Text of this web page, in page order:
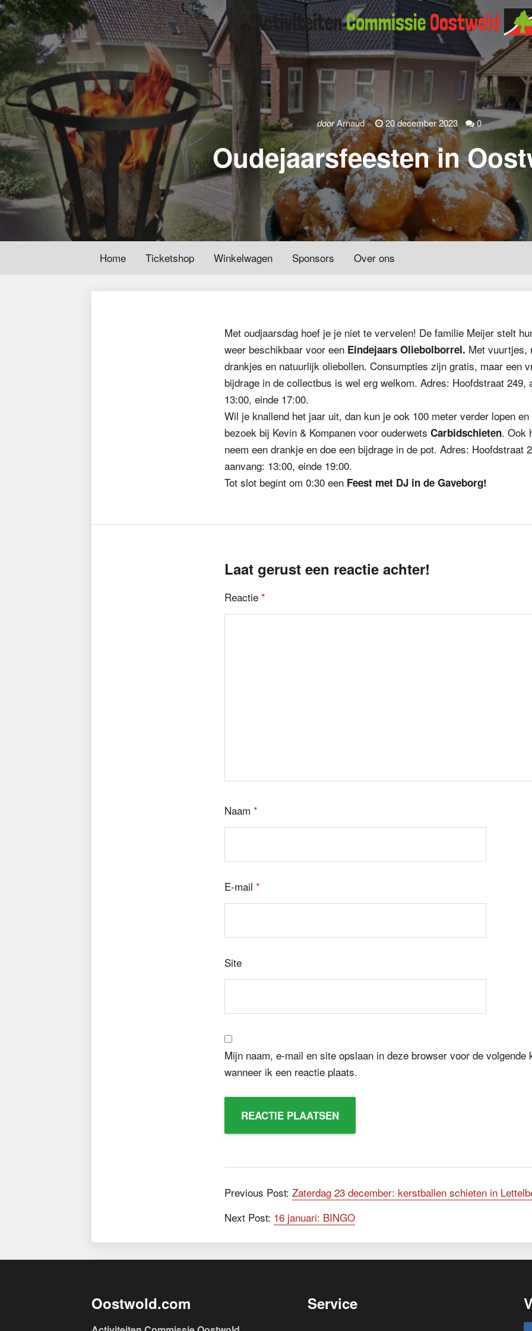
door Arnaud 20 december 2023 0
Oudejaarsfeesten in
Home Ticketshop Winkelwagen Sponsors Over ons
Met oudjaarsdag hoef je je niet te vervelen! De familie Meijer stelt
weer beschikbaar voor een Eindejaars Oliebolborrel. Met vuurtjes,
drankjes en natuurlijk oliebollen. Consumpties zijn gratis, maar een
bijdrage in de collectbus is wel erg welkom. Adres: Hoofdstraat 249,
13:00, einde 17:00.
Wil je knallend het jaar uit, dan kun je ook 100 meter verder lopen en
bezoek bij Kevin & Kompanen voor ouderwets Carbidschieten. Ook
neem een drankje en doe een bijdrage in de pot. Adres: Hoofdstraat
aanvang: 13:00, einde 19:00.
Tot slot begint om 0:30 een Feest met DJ in de Gaveborg!
Laat gerust een reactie achter!
Reactie *
Naam *
E-mail *
Site
Mijn naam, e-mail en site opslaan in deze browser voor de volgende
wanneer ik een reactie plaats.
Previous Post: Zaterdag 23 december: kerstballen schieten in
Next Post: 16 januari: BINGO
Oostwold.com Service